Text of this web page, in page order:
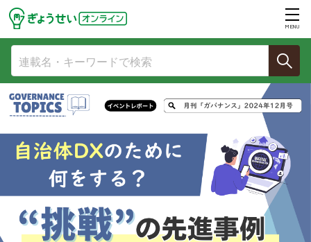
MENU